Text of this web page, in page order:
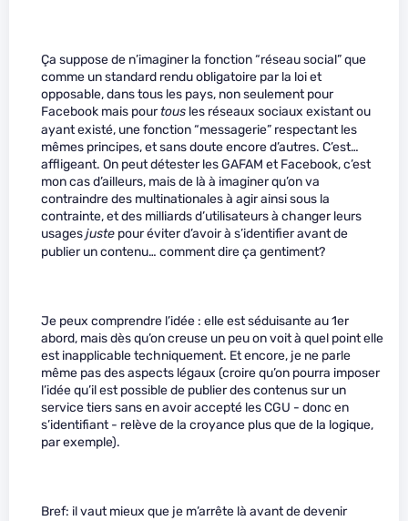
Ça suppose de n’imaginer la fonction “réseau social” que
comme un standard rendu obligatoire par la loi et
opposable, dans tous les pays, non seulement pour
Facebook mais pourtous les réseaux sociaux existant ou
ayant existé, une fonction “messagerie” respectant les
mêmes principes, et sans doute encore d’autres. C’est…
affligeant. On peut détester les GAFAM et Facebook, c’est
mon cas d’ailleurs, mais de là à imaginer qu’on va
contraindre des multinationales à agir ainsi sous la
contrainte, et des milliards d’utilisateurs à changer leurs
usagesjuste pour éviter d’avoir à s’identifier avant de
publier un contenu… comment dire ça gentiment?
Je peux comprendre l’idée : elle est séduisante au 1er
abord, mais dès qu’on creuse un peu on voit à quel point elle
est inapplicable techniquement. Et encore, je ne parle
même pas des aspects légaux (croire qu’on pourra imposer
l’idée qu’il est possible de publier des contenus sur un
service tiers sans en avoir accepté les CGU - donc en
s’identifiant - relève de la croyance plus que de la logique,
par exemple).
Bref: il vaut mieux que je m’arrête là avant de devenir